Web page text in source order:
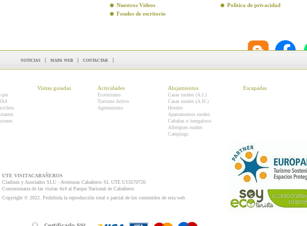
Nuestros Videos
Fondos de escritorio
Política de privacidad
noticias | mapa web | contactar |
pie
Visitas guiadas Actividades
Ecoturismo
Turismo Activo
Agroturismo
Alojamientos
Casas rurales (A.I.)
Casas rurales (A.H.)
Hoteles
Apartamentos rurales
Cabañas o bungalows
Albergues rurales
Campings
Escapadas
UTE VISITACABAÑEROS
Cladium y Asociados SLU - Aventuras Cabañeros SL UTE U13570726
Concesionaria de las visitas 4x4 al Parque Nacional de Cabañeros
Copyright © 2022. Prohibida la reproducción total o parcial de los contenidos de esta web.